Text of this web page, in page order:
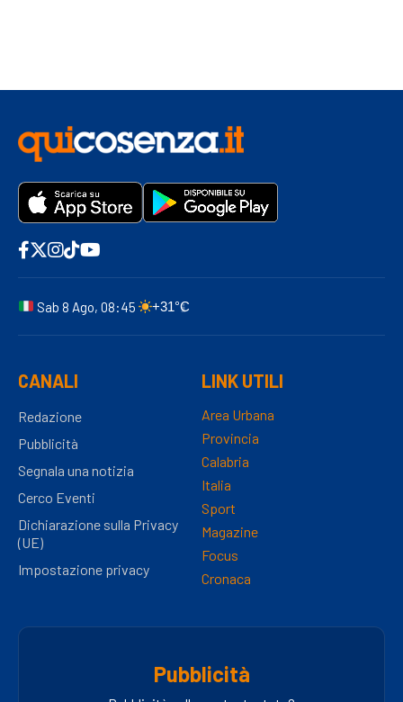
Sab 8 Ago, 08:45 +31°C
CANALI
Redazione
Pubblicità
Segnala una notizia
Cerco Eventi
Dichiarazione sulla Privacy
(UE)
Impostazione privacy
LINK UTILI
Area Urbana
Provincia
Calabria
Italia
Sport
Magazine
Focus
Cronaca
Pubblicità